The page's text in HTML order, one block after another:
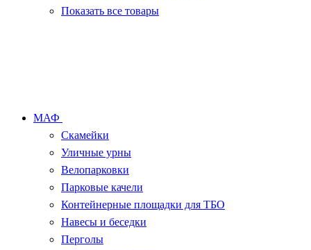
Показать все товары
МАФ
Скамейки
Уличные урны
Велопарковки
Парковые качели
Контейнерные площадки для ТБО
Навесы и беседки
Перголы